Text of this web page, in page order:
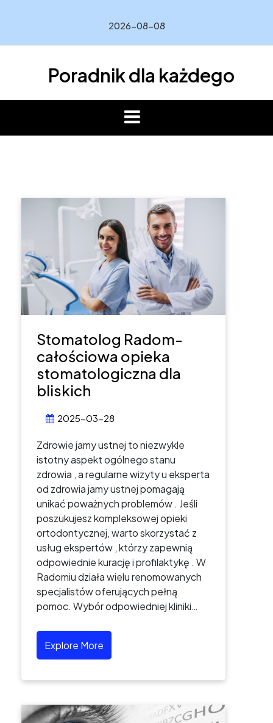
2026-08-08
Poradnik dla każdego
Stomatolog Radom-
całościowa opieka
stomatologiczna dla
bliskich
2025-03-28
Zdrowie jamy ustnej to niezwykle
istotny aspekt ogólnego stanu
zdrowia , a regularne wizyty u eksperta
od zdrowia jamy ustnej pomagają
unikać poważnych problemów . Jeśli
poszukujesz kompleksowej opieki
ortodontycznej, warto skorzystać z
usług ekspertów , którzy zapewnią
odpowiednie kurację i profilaktykę . W
Radomiu działa wielu renomowanych
specjalistów oferujących pełną
pomoc. Wybór odpowiedniej kliniki…
Explore More